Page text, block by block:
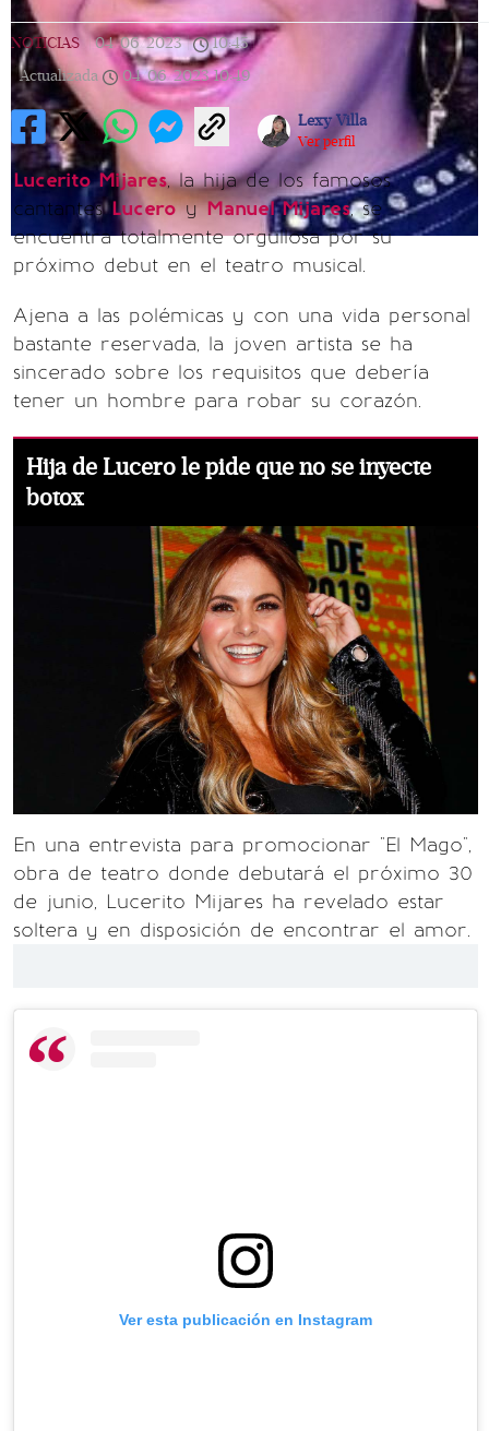
NOTICIAS | 04/06/2023 | 10:45 |
Actualizada
04/06/2023 10:49
Lexy Villa
Ver perfil
Lucerito Mijares, la hija de los famosos
cantantesLuceroyManuel Mijares, se
encuentra totalmente orgullosa por su
próximo debut en el teatro musical.
Ajena a las polémicas y con una vida personal
bastante reservada, la joven artista se ha
sincerado sobre los requisitos que debería
tener un hombre para robar su corazón.
Hija de Lucero le pide que no se inyecte
botox
En una entrevista para promocionar "El Mago",
obra de teatro donde debutará el próximo 30
de junio, Lucerito Mijares ha revelado estar
soltera y en disposición de encontrar el amor.
Ver esta publicación en Instagram